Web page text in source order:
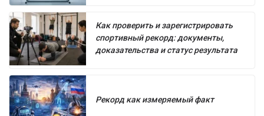
Как проверить и зарегистрировать
спортивный рекорд: документы,
доказательства и статус результата
Рекорд как измеряемый факт